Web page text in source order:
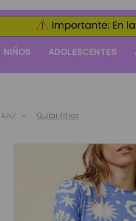
NIÑOS ADOLESCENTES
Azul Quitar filtros